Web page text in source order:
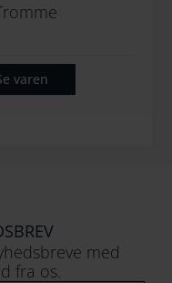
varen
med
fra os.